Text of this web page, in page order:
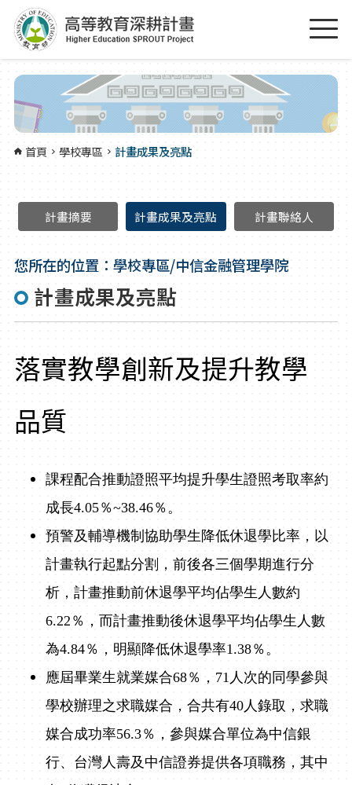
跳到主要內容區塊
首頁 學校專區 計畫成果及亮點
計畫摘要 計畫成果及亮點 計畫聯絡人
您所在的位置：學校專區/中信金融管理學院
計畫成果及亮點
落實教學創新及提升教學
品質
課程配合推動證照平均提升學生證照考取率約
成長4.05％~38.46％。
預警及輔導機制協助學生降低休退學比率，以
計畫執行起點分割，前後各三個學期進行分
析，計畫推動前休退學平均佔學生人數約
6.22 ％，而計畫推動後休退學平均佔學生人數
為4.84％，明顯降低休退學率1.38％。
應屆畢業生就業媒合68％， 71 人次的同學參與
學校辦理之求職媒合，合共有40人錄取，求職
媒合成功率56.3％，參與媒合單位為中信銀
行、台灣人壽及中信證券提供各項職務，其中